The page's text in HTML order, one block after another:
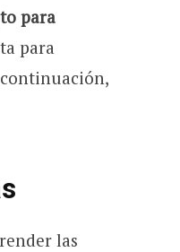
para
para
continuación,
las